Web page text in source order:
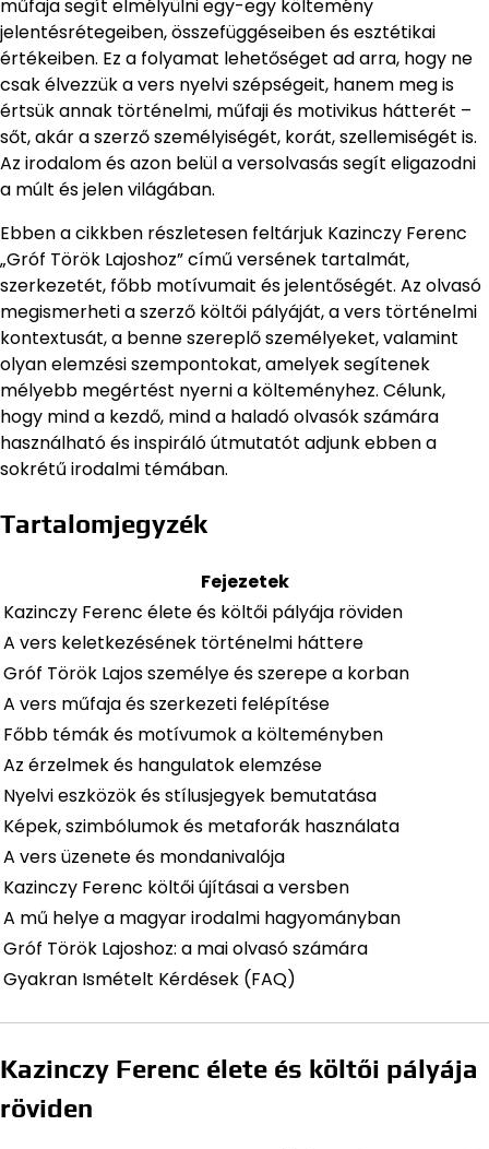
műfaja segít elmélyülni egy-egy költemény
jelentésrétegeiben, összefüggéseiben és esztétikai
értékeiben. Ez a folyamat lehetőséget ad arra, hogy ne
csak élvezzük a vers nyelvi szépségeit, hanem meg is
értsük annak történelmi, műfaji és motivikus hátterét –
sőt, akár a szerző személyiségét, korát, szellemiségét is.
Az irodalom és azon belül a versolvasás segít eligazodni
a múlt és jelen világában.
Ebben a cikkben részletesen feltárjuk Kazinczy Ferenc
„Gróf Török Lajoshoz” című versének tartalmát,
szerkezetét, főbb motívumait és jelentőségét. Az olvasó
megismerheti a szerző költői pályáját, a vers történelmi
kontextusát, a benne szereplő személyeket, valamint
olyan elemzési szempontokat, amelyek segítenek
mélyebb megértést nyerni a költeményhez. Célunk,
hogy mind a kezdő, mind a haladó olvasók számára
használható és inspiráló útmutatót adjunk ebben a
sokrétű irodalmi témában.
Tartalomjegyzék
Fejezetek
Kazinczy Ferenc élete és költői pályája röviden
A vers keletkezésének történelmi háttere
Gróf Török Lajos személye és szerepe a korban
A vers műfaja és szerkezeti felépítése
Főbb témák és motívumok a költeményben
Az érzelmek és hangulatok elemzése
Nyelvi eszközök és stílusjegyek bemutatása
Képek, szimbólumok és metaforák használata
A vers üzenete és mondanivalója
Kazinczy Ferenc költői újításai a versben
A mű helye a magyar irodalmi hagyományban
Gróf Török Lajoshoz: a mai olvasó számára
Gyakran Ismételt Kérdések (FAQ)
Kazinczy Ferenc élete és költői pályája
röviden